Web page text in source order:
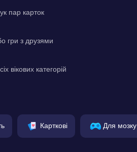
пар карток
гри з друзями
вікових категорій
Карткові Для мозку